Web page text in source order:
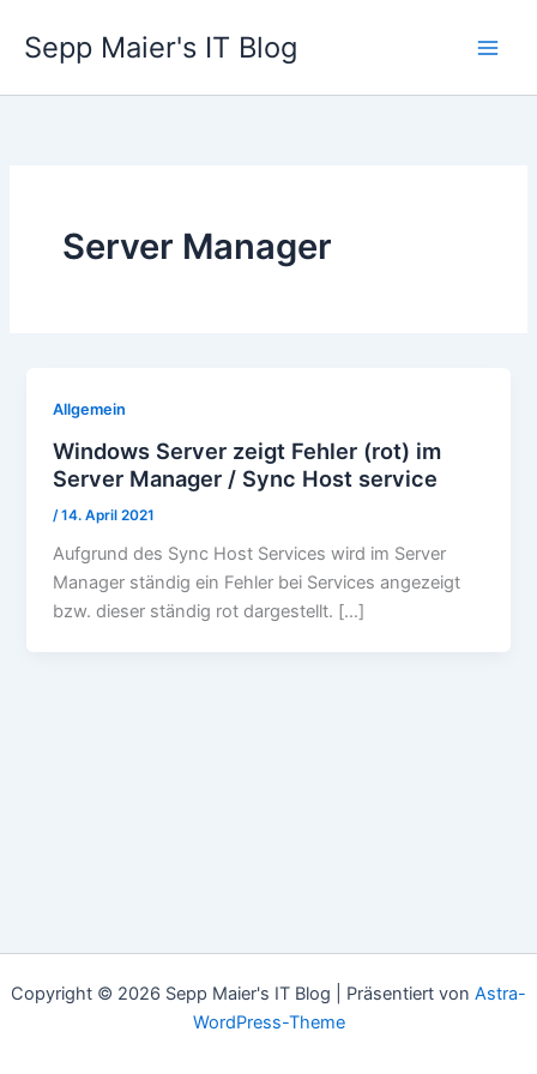
Inhalt
springen
Sepp Maier's IT Blog
Server Manager
Allgemein
Windows Server zeigt Fehler (rot) im
Server Manager / Sync Host service
/14. April 2021
Aufgrund des Sync Host Services wird im Server
Manager ständig ein Fehler bei Services angezeigt
bzw. dieser ständig rot dargestellt. […]
Copyright © 2026 Sepp Maier's IT Blog | Präsentiert von Astra-
WordPress-Theme